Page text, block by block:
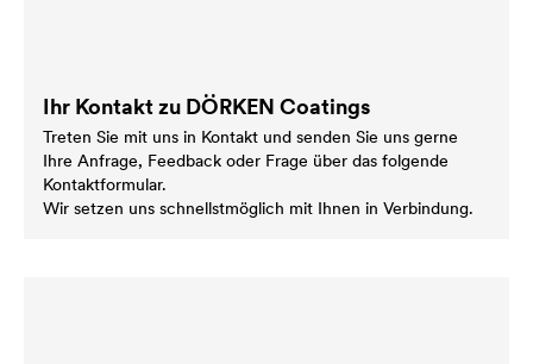
Ihr Kontakt zu DÖRKEN Coatings
Treten Sie mit uns in Kontakt und senden Sie uns gerne
Ihre Anfrage, Feedback oder Frage über das folgende
Kontaktformular.
Wir setzen uns schnellstmöglich mit Ihnen in Verbindung.